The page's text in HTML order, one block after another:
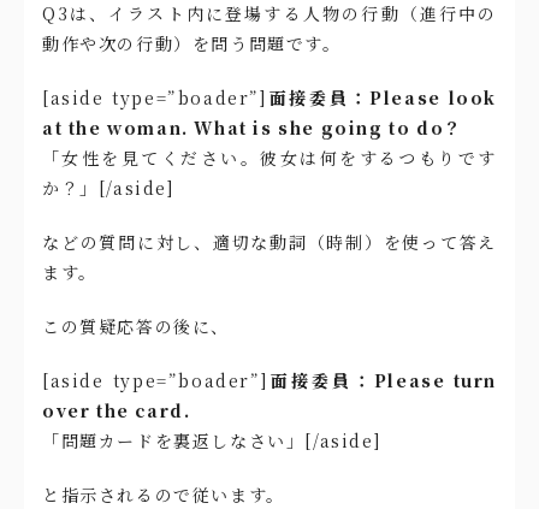
Q3は、イラスト内に登場する人物の行動（進行中の
動作や次の行動）を問う問題です。
[aside type=”boader”] 面接委員：Please look
at the woman. What is she going to do？
「女性を見てください。彼女は何をするつもりです
か？」[/aside]
などの質問に対し、適切な動詞（時制）を使って答え
ます。
この質疑応答の後に、
[aside type=”boader”] 面接委員：Please turn
over the card.
「問題カードを裏返しなさい」[/aside]
と指示されるので従います。